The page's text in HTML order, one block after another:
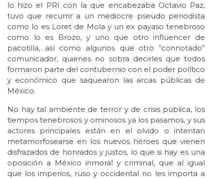
lo hizo el PRI con la que encabezaba Octavio Paz,
tuvo que recurrir a un mediocre pseudo periodista
como lo es Loret de Mola y un ex payaso tenebroso
como lo es Brozo, y uno que otro influencer de
pacotilla, así como algunos que otro “connotado”
comunicador, quienes no sobra decirles que todos
formaron parte del contubernio con el poder político
y económico que saquearon las arcas públicas de
México.
No hay tal ambiente de terror y de crisis pública, los
tiempos tenebrosos y ominosos ya los pasamos, y sus
actores principales están en el olvido o intentan
metamorfosearse en los nuevos héroes que vienen
disfrazados de honrados y justos, lo que si hay es una
oposición a México inmoral y criminal, que al igual
que los imperios, ruso y occidental no les importa a